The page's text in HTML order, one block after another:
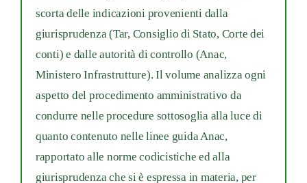
scorta delle indicazioni provenienti dalla
giurisprudenza (Tar, Consiglio di Stato, Corte dei
conti) e dalle autorità di controllo (Anac,
Ministero Infrastrutture). Il volume analizza ogni
aspetto del procedimento amministrativo da
condurre nelle procedure sottosoglia alla luce di
quanto contenuto nelle linee guida Anac,
rapportato alle norme codicistiche ed alla
giurisprudenza che si è espressa in materia, per